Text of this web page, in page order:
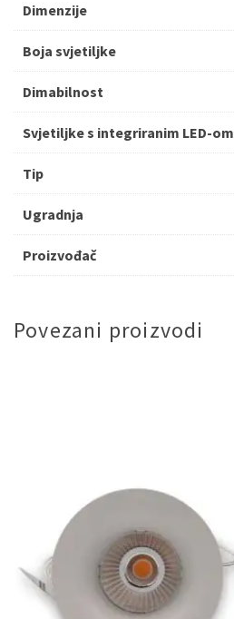
Dimenzije
Boja svjetiljke
Dimabilnost
Svjetiljke s integriranim LED-om
Tip
Ugradnja
Proizvođač
Povezani proizvodi